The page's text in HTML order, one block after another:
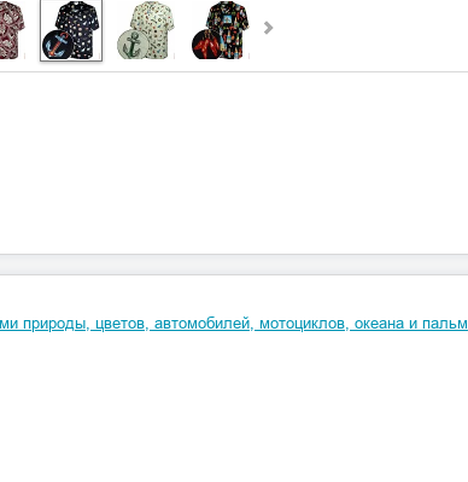
природы, цветов, автомобилей, мотоциклов, океана и пальм